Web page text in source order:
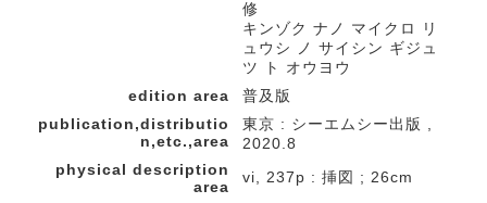
修
キンゾク ナノ マイクロ リ
ュウシ ノ サイシン ギジュ
ツ ト オウヨウ
edition area
普及版
publication,distributio
n,etc.,area
東京 : シーエムシー出版 ,
2020.8
physical description
area
vi, 237p : 挿図 ; 26cm